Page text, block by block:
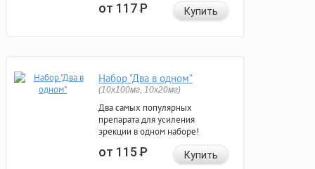
от 117Р Купить
Набор "Два в одном"
(10x100мг, 10x20мг)
Два самых популярных
препарата для усиления
эрекции в одном наборе!
от 115Р Купить